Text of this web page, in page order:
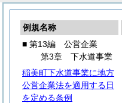
例規名称
■ 第13編 公営企業
第3章 下水道事業
稲美町下水道事業に地方
公営企業法を適用する日
を定める条例